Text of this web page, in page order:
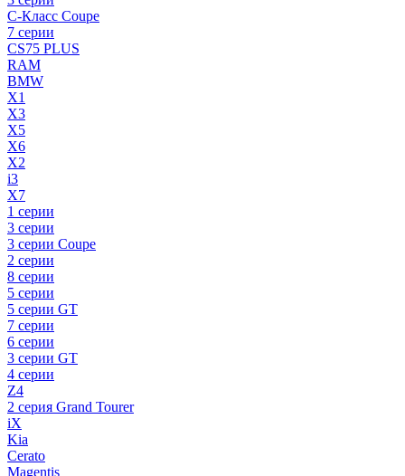
C-Класс Coupe
7 серии
CS75 PLUS
RAM
BMW
X1
X3
X5
X6
X2
i3
X7
1 серии
3 серии
3 серии Coupe
2 серии
8 серии
5 серии
5 серии GT
7 серии
6 серии
3 серии GT
4 серии
Z4
2 серия Grand Tourer
iX
Kia
Cerato
Magentis